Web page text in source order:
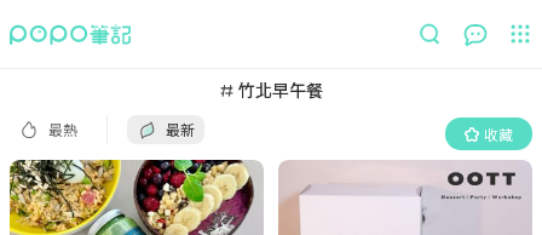
竹北早午餐
最熱 最新 收藏
收藏